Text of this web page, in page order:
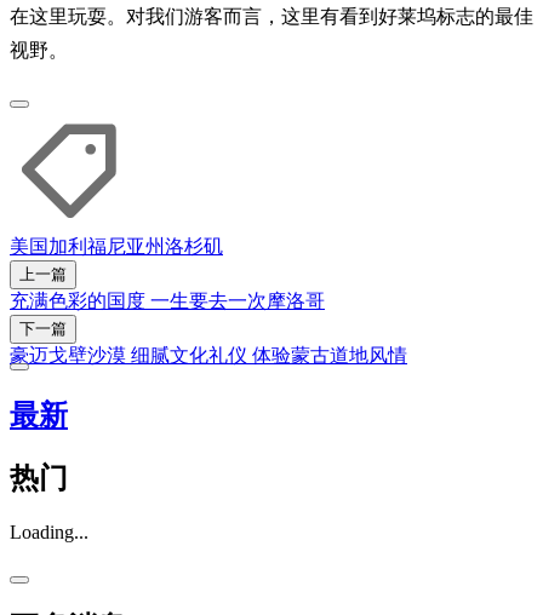
在这里玩耍。对我们游客而言，这里有看到好莱坞标志的最佳
视野。
美国加利福尼亚州洛杉矶
上一篇
充满色彩的国度 一生要去一次摩洛哥
下一篇
豪迈戈壁沙漠 细腻文化礼仪 体验蒙古道地风情
最新
热门
Loading...